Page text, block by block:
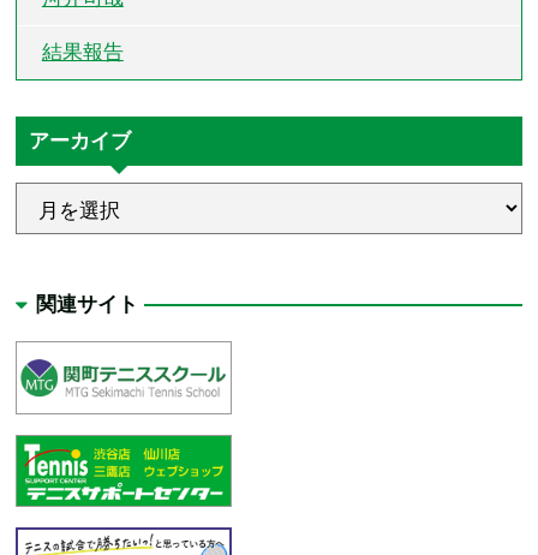
結果報告
アーカイブ
関連サイト